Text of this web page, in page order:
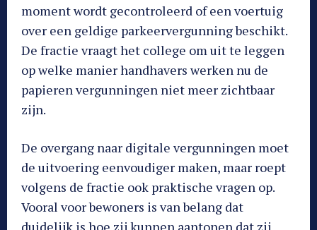
moment wordt gecontroleerd of een voertuig
over een geldige parkeervergunning beschikt.
De fractie vraagt het college om uit te leggen
op welke manier handhavers werken nu de
papieren vergunningen niet meer zichtbaar
zijn.
De overgang naar digitale vergunningen moet
de uitvoering eenvoudiger maken, maar roept
volgens de fractie ook praktische vragen op.
Vooral voor bewoners is van belang dat
duidelijk is hoe zij kunnen aantonen dat zij